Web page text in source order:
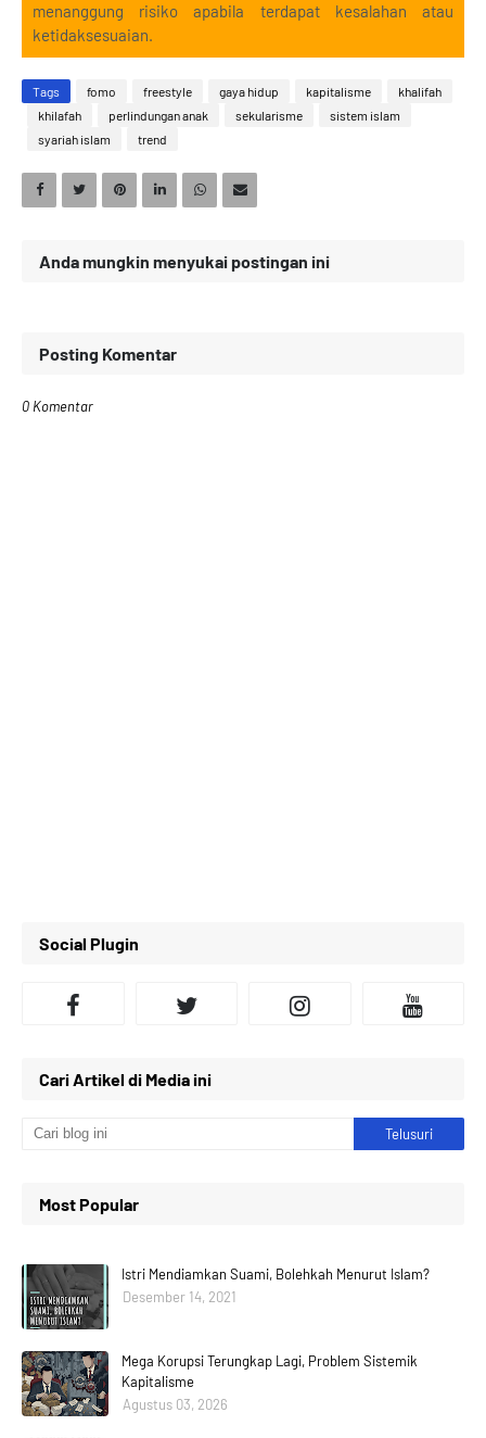
menanggung risiko apabila terdapat kesalahan atau
ketidaksesuaian.
Tags fomo freestyle gaya hidup kapitalisme
khalifah
khilafah
perlindungan anak sekularisme
sistem islam
syariah islam
trend
Anda mungkin menyukai postingan ini
Posting Komentar
0 Komentar
Social Plugin
Cari Artikel di Media ini
Most Popular
Istri Mendiamkan Suami, Bolehkah Menurut Islam?
Desember 14, 2021
Mega Korupsi Terungkap Lagi, Problem Sistemik
Kapitalisme
Agustus 03, 2026